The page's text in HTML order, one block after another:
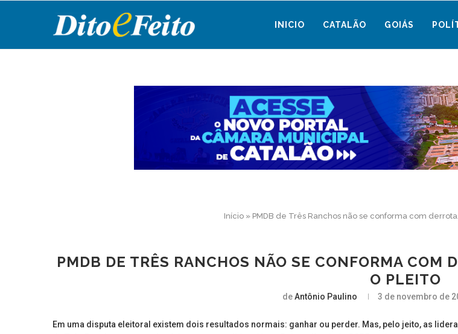
INICIO CATALÃO GOIÁS
Início» PMDB de Três Ranchos não se conforma com
PMDB DE TRÊS RANCHOS NÃO SE CONFORMA COM
O PLEITO
deAntônio Paulino 3 de novembro de
Em uma disputa eleitoral existem dois resultados normais: ganhar ou perder. Mas, pelo jeito, as